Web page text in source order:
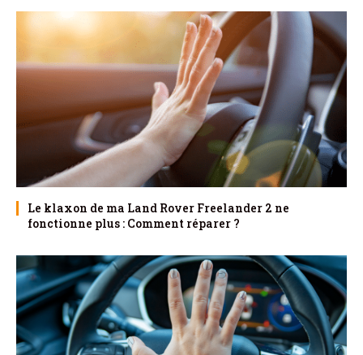
Le klaxon de ma Land Rover Freelander 2 ne
fonctionne plus : Comment réparer ?